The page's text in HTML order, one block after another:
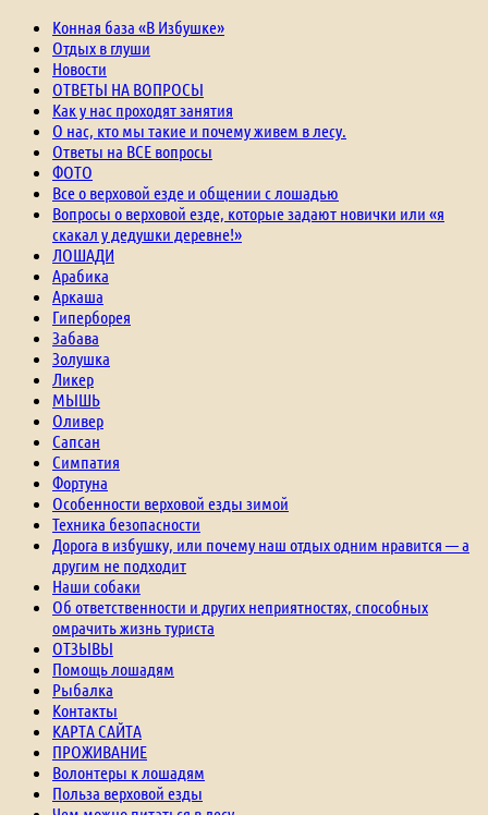
Конная база «В Избушке»
Отдых в глуши
Новости
ОТВЕТЫ НА ВОПРОСЫ
Как у нас проходят занятия
О нас, кто мы такие и почему живем в лесу.
Ответы на ВСЕ вопросы
ФОТО
Все о верховой езде и общении с лошадью
Вопросы о верховой езде, которые задают новички или «я
скакал у дедушки деревне!»
ЛОШАДИ
Арабика
Аркаша
Гиперборея
Забава
Золушка
Ликер
МЫШЬ
Оливер
Сапсан
Симпатия
Фортуна
Особенности верховой езды зимой
Техника безопасности
Дорога в избушку, или почему наш отдых одним нравится — а
другим не подходит
Наши собаки
Об ответственности и других неприятностях, способных
омрачить жизнь туриста
ОТЗЫВЫ
Помощь лошадям
Рыбалка
Контакты
КАРТА САЙТА
ПРОЖИВАНИЕ
Волонтеры к лошадям
Польза верховой езды